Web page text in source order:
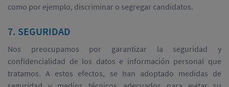
como por ejemplo, discriminar o segregar candidatos.
7. SEGURIDAD
Nos preocupamos por garantizar la seguridad y
confidencialidad de los datos e información personal que
tratamos. A estos efectos, se han adoptado medidas de